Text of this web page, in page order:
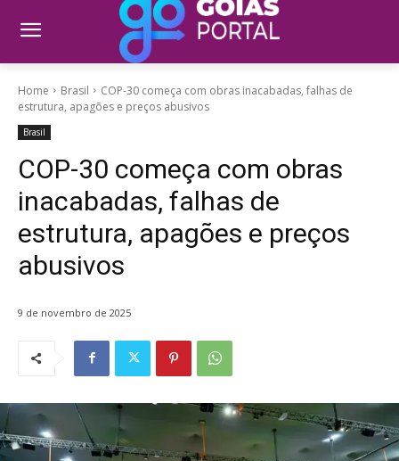
Home Brasil
COP-30 começa com obras inacabadas, falhas de
estrutura, apagões e preços abusivos
Brasil
COP-30 começa com obras
inacabadas, falhas de
estrutura, apagões e preços
abusivos
9 de novembro de 2025